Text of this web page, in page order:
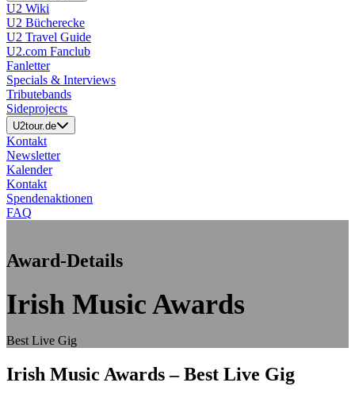
U2 Wiki
U2 Bücherecke
U2 Travel Guide
U2.com Fanclub
Fanletter
Specials & Interviews
Tributebands
Sideprojects
U2tour.de
Kontakt
Newsletter
Kalender
Kontakt
Spendenaktionen
FAQ
Award-Details
Irish Music Awards
Best Live Gig
Irish Music Awards – Best Live Gig